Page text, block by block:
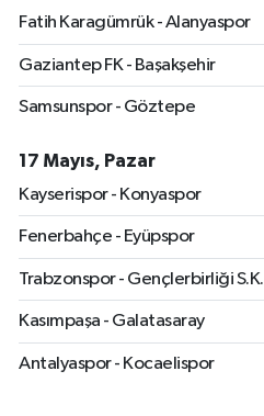
Fatih Karagümrük - Alanyaspor
Gaziantep FK - Başakşehir
Samsunspor - Göztepe
17 Mayıs, Pazar
Kayserispor - Konyaspor
Fenerbahçe - Eyüpspor
Trabzonspor - Gençlerbirliği S.K.
Kasımpaşa - Galatasaray
Antalyaspor - Kocaelispor